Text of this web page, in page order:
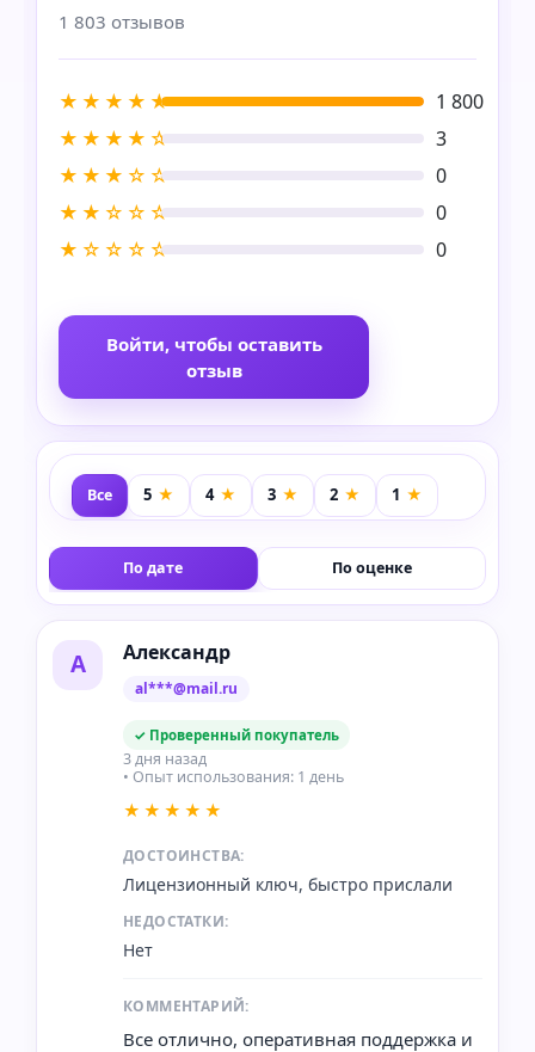
1 803 отзывов
★★★★★
1 800
★★★★☆
3
★★★☆☆
0
★★☆☆☆
0
★☆☆☆☆
0
Войти, чтобы оставить
отзыв
Все
По дате По оценке
А Александр
al***@mail.ru
✓ Проверенный покупатель
3 дня назад
• Опыт использования: 1 день
★★★★★
ДОСТОИНСТВА:
Лицензионный ключ, быстро прислали
НЕДОСТАТКИ:
Нет
КОММЕНТАРИЙ:
Все отлично, оперативная поддержка и